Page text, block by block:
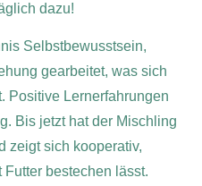
dazu!
Selbstbewusstsein,
gearbeitet, was sich
Positive Lernerfahrungen
Bis jetzt hat der Mischling
zeigt sich kooperativ,
bestechen lässt.